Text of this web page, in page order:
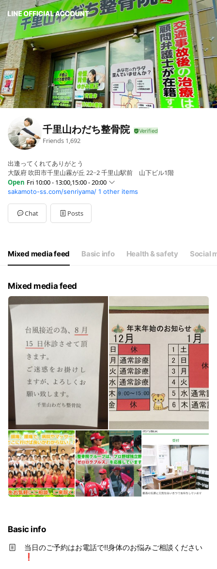
千里山わだち整骨院
Friends 1,692
出逢ってくれてありがとう
大阪府 吹田市千里山霧が丘 22−2 千里山駅前 山下ビル1階
Open Fri 10:00 - 13:00,15:00 - 20:00
SunClosed
Mon10:00 - 13:00,15:00 - 20:00
Tue10:00 - 13:00,15:00 - 20:00
Wed10:00 - 13:00,15:00 - 20:00
Sat
10:00 - 18:00
祝日は10:00~18:00
sakamoto-ss.com/senriyama/ 1 other items
Chat Posts
Mixed media feed Basic info Health & safety Social
Mixed media feed
Basic info
当日のご予約はお電話で‼️身体のお悩みご相談ください
❗️